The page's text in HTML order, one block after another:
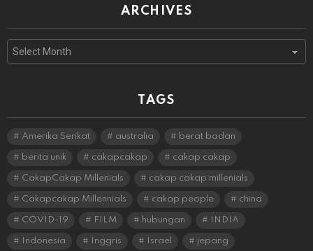
ARCHIVES
Archives
TAGS
Amerika Serikat australia berat badan
berita unik cakapcakap cakap cakap
CakapCakap Millenials cakap cakap millenials
Cakapcakap Millennials cakap people china
COVID-19 FILM hubungan INDIA
Indonesia Inggris Israel jepang